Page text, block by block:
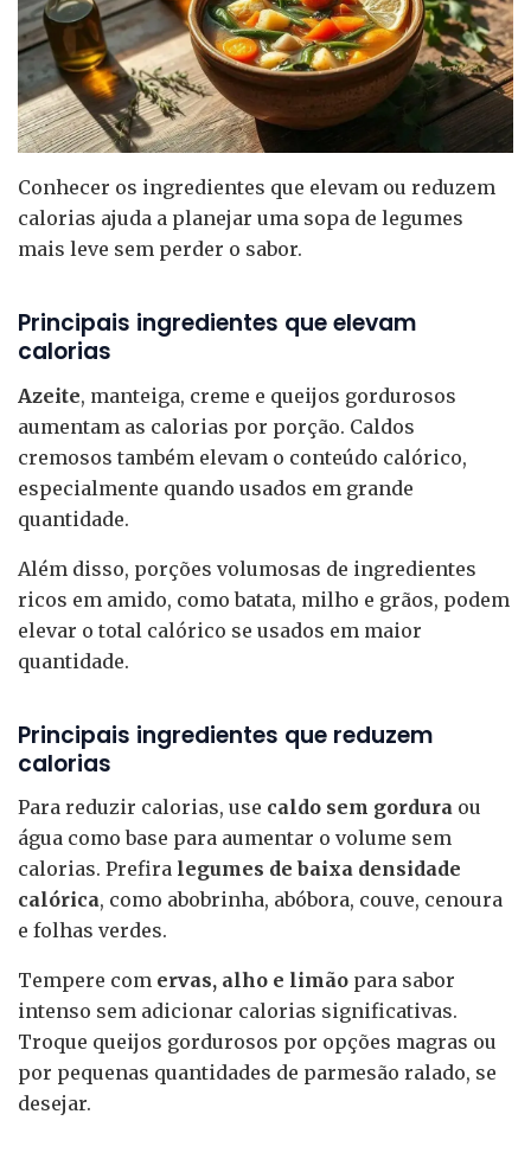
Conhecer os ingredientes que elevam ou reduzem
calorias ajuda a planejar uma sopa de legumes
mais leve sem perder o sabor.
Principais ingredientes que elevam
calorias
Azeite, manteiga, creme e queijos gordurosos
aumentam as calorias por porção. Caldos
cremosos também elevam o conteúdo calórico,
especialmente quando usados em grande
quantidade.
Além disso, porções volumosas de ingredientes
ricos em amido, como batata, milho e grãos, podem
elevar o total calórico se usados em maior
quantidade.
Principais ingredientes que reduzem
calorias
Para reduzir calorias, use caldo sem gordura ou
água como base para aumentar o volume sem
calorias. Prefira legumes de baixa densidade
calórica, como abobrinha, abóbora, couve, cenoura
e folhas verdes.
Tempere com ervas, alho e limão para sabor
intenso sem adicionar calorias significativas.
Troque queijos gordurosos por opções magras ou
por pequenas quantidades de parmesão ralado, se
desejar.